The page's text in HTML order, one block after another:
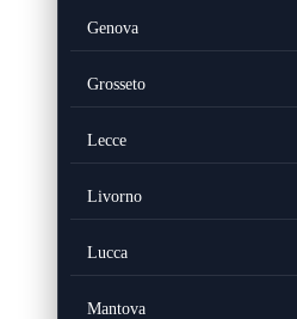
Genova
Grosseto
Lecce
Livorno
Lucca
Mantova